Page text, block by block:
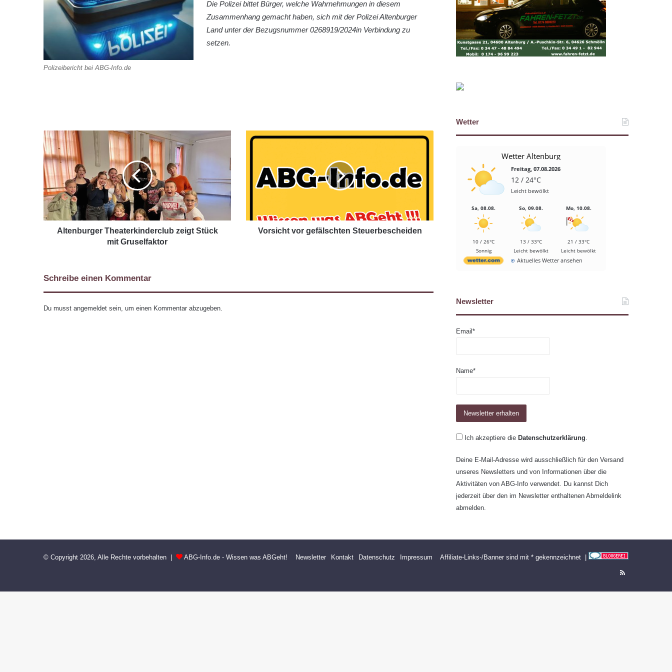
Polizeibericht bei ABG-Info.de
Die Polizei bittet Bürger, welche Wahrnehmungen in diesem
Zusammenhang gemacht haben, sich mit der Polizei Altenburger
Land unter der Bezugsnummer 0268919/2024in Verbindung zu
setzen.
Altenburger Theaterkinderclub zeigt Stück
mit Gruselfaktor
Vorsicht vor gefälschten Steuerbescheiden
Schreibe einen Kommentar
Du musst angemeldet sein, um einen Kommentar abzugeben.
Wetter
Wetter Altenburg
Freitag, 07.08.2026
12 / 24°C
Leicht bewölkt
Sa, 08.08.
10 / 26°C
Sonnig
So, 09.08.
13 / 33°C
Leicht bewölkt
Mo, 10.08.
21 / 33°C
Leicht bewölkt
Aktuelles Wetter ansehen
Newsletter
Email*
Name*
Ich akzeptiere die Datenschutzerklärung.
Deine E-Mail-Adresse wird ausschließlich für den Versand
unseres Newsletters und von Informationen über die
Aktivitäten von ABG-Info verwendet. Du kannst Dich
jederzeit über den im Newsletter enthaltenen Abmeldelink
abmelden.
© Copyright 2026, Alle Rechte vorbehalten | ABG-Info.de - Wissen was ABGeht! Affiliate-Links-/Banner sind mit * gekennzeichnet |
Newsletter Kontakt Datenschutz Impressum